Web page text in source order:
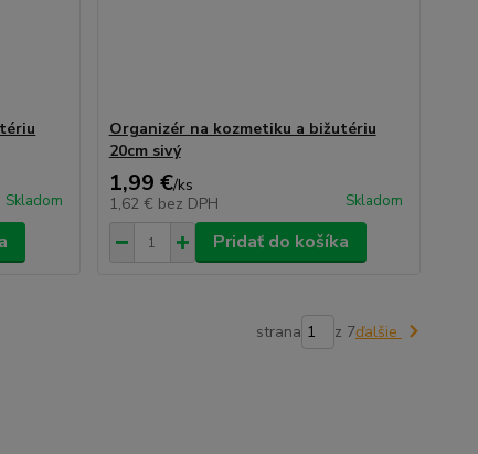
Skladom
Organizér na kozmetiku a bižutériu
20cm sivý
1,99 €/ks
1,62 € bez DPH Skladom
Pridať do košíka
strana z 7ďalšie